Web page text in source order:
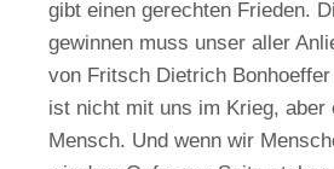
gibt einen gerechten Frieden.
gewinnen muss unser aller
von Fritsch Dietrich
ist nicht mit uns im Krieg, aber
Mensch. Und wenn wir